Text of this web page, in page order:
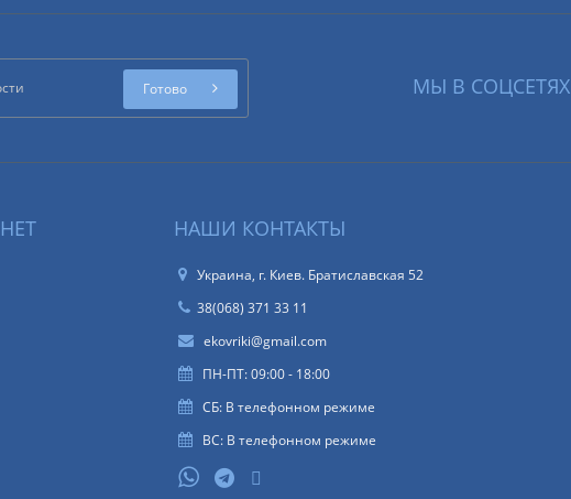
Готово МЫ В СОЦСЕТЯХ
НАШИ КОНТАКТЫ
Украина, г. Киев. Братиславская 52
38(068) 371 33 11
ekovriki@gmail.com
ПН-ПТ: 09:00 - 18:00
СБ: В телефонном режиме
ВС: В телефонном режиме